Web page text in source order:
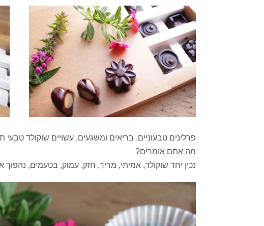
פרלינים טבעוניים, בריאים ומשגעים, עשויים שוקולד טבעי
מה אתם אומרים?
נכין יחד שוקולד, אמיתי, מריר, חזק, עמוק, בטעמים, נהפוך